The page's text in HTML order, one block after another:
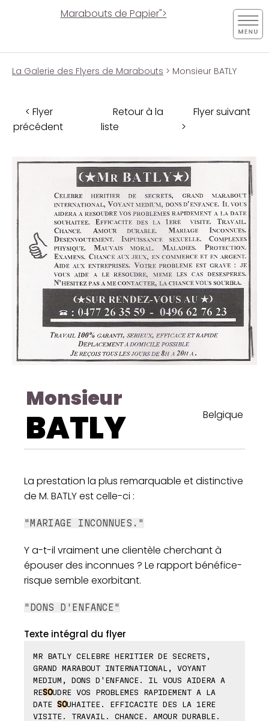
Marabouts de Papier">
La Galerie des Flyers de Marabouts > Monsieur BATLY
< Flyer
précédent
Retour à la
liste
Flyer suivant
>
Monsieur
BATLY Belgique
La prestation la plus remarquable et distinctive
de M. BATLY est celle-ci :
"MARIAGE INCONNUES."
Y a-t-il vraiment une clientèle cherchant à
épouser des inconnues ? Le rapport bénéfice-
risque semble exorbitant.
"DONS D'ENFANCE"
Texte intégral du flyer
MR BATLY CELEBRE HERITIER DE SECRETS,
GRAND MARABOUT INTERNATIONAL, VOYANT
MEDIUM, DONS D'ENFANCE. IL VOUS AIDERA A
RESOUDRE VOS PROBLEMES RAPIDEMENT A LA
DATE SOUHAITEE. EFFICACITE DES LA 1ERE
VISITE. TRAVAIL. CHANCE. AMOUR DURABLE.